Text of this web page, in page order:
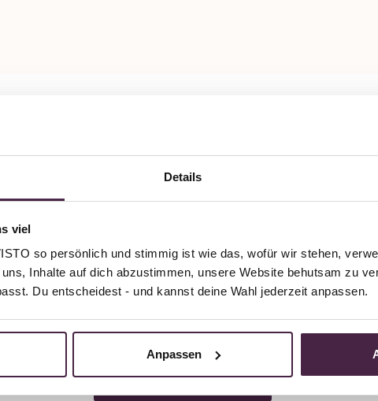
Details
viel
so persönlich und stimmig ist wie das, wofür wir stehen,
Inhalte auf dich abzustimmen, unsere Website behutsam zu
Du entscheidest - und kannst deine Wahl jederzeit anpassen.
Anpassen